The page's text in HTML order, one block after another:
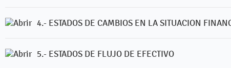
4.- ESTADOS DE CAMBIOS EN LA SITUACION
5.- ESTADOS DE FLUJO DE EFECTIVO